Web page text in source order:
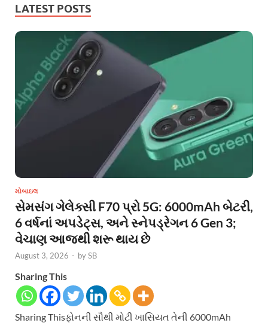
LATEST POSTS
મોબાઇલ
સેમસંગ ગેલેક્સી F70 પ્રો 5G: 6000mAh બેટરી,
6 વર્ષનાં અપડેટ્સ, અને સ્નેપડ્રેગન 6 Gen 3;
વેચાણ આજથી શરૂ થાય છે
August 3, 2026 - bySB
Sharing This
Sharing Thisફોનની સૌથી મોટી ખાસિયત તેની 6000mAh